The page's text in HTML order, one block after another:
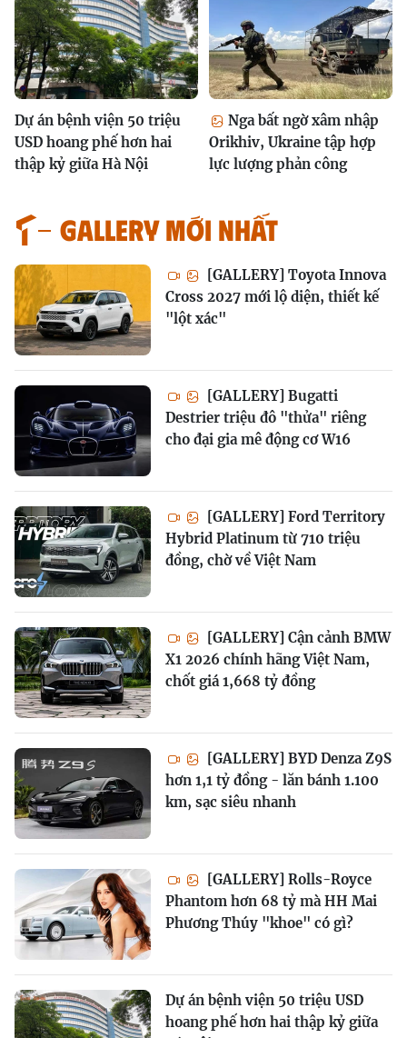
Dự án bệnh viện 50 triệu
USD hoang phế hơn hai
thập kỷ giữa Hà Nội
Nga bất ngờ xâm nhập
Orikhiv, Ukraine tập hợp
lực lượng phản công
GALLERY MỚI NHẤT
[GALLERY] Toyota Innova
Cross 2027 mới lộ diện, thiết kế
"lột xác"
[GALLERY] Bugatti
Destrier triệu đô "thửa" riêng
cho đại gia mê động cơ W16
[GALLERY] Ford Territory
Hybrid Platinum từ 710 triệu
đồng, chờ về Việt Nam
[GALLERY] Cận cảnh BMW
X1 2026 chính hãng Việt Nam,
chốt giá 1,668 tỷ đồng
[GALLERY] BYD Denza Z9S
hơn 1,1 tỷ đồng - lăn bánh 1.100
km, sạc siêu nhanh
[GALLERY] Rolls-Royce
Phantom hơn 68 tỷ mà HH Mai
Phương Thúy "khoe" có gì?
Dự án bệnh viện 50 triệu USD
hoang phế hơn hai thập kỷ giữa